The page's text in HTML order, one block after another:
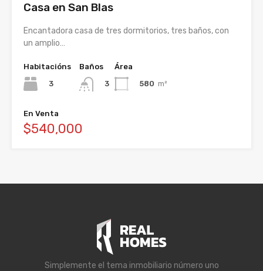
Casa en San Blas
Encantadora casa de tres dormitorios, tres baños, con
un amplio…
Habitacións
3
Baños
3
Área
580 m²
En Venta
$540,000
Simplemente el tema inmobiliario número uno